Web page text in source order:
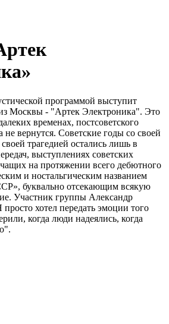
программой выступит
Москвы - "Артек Электроника". Это
временах, постсоветского
не вернутся. Советские годы со своей
трагедией остались лишь в
выступлениях советских
на протяжении всего дебютного
и ностальгическим названием
буквально отсекающим всякую
Участник группы Александр
хотел передать эмоции того
когда люди надеялись, когда